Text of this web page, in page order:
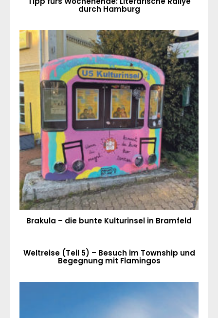
durch Hamburg
Brakula – die bunte Kulturinsel in Bramfeld
Weltreise (Teil 5) – Besuch im Township und
Begegnung mit Flamingos